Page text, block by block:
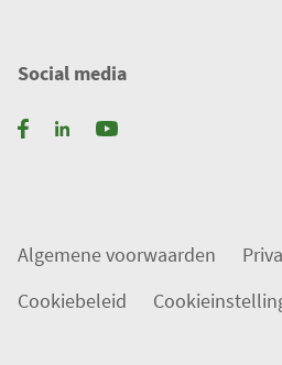
Social media
Algemene voorwaarden
Cookiebeleid